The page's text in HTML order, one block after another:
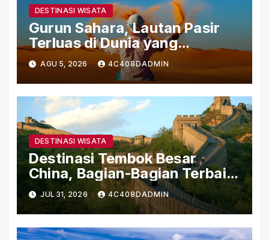
DESTINASI WISATA
Gurun Sahara, Lautan Pasir
Terluas di Dunia yang
Menyimpan Kehidupan dan
Sejarah
AGU 5, 2026 4C408DADMIN
DESTINASI WISATA
Destinasi Tembok Besar
China, Bagian-Bagian Terbaik
untuk Dikunjungi
JUL 31, 2026 4C408DADMIN